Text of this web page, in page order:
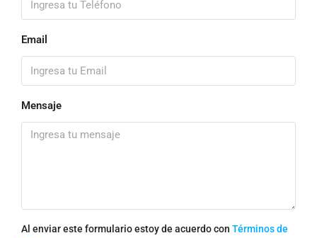
Email
Mensaje
Al enviar este formulario estoy de acuerdo con Términos de